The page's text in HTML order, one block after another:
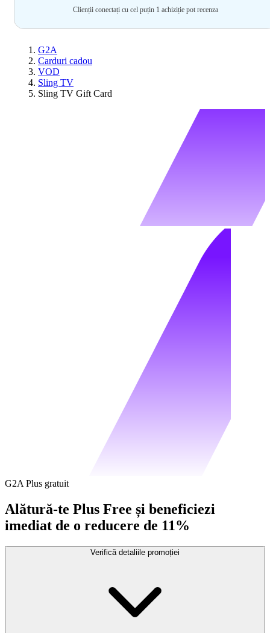
Clienții conectați cu cel puțin 1 achiziție pot recenza
G2A
Carduri cadou
VOD
Sling TV
Sling TV Gift Card
G2A Plus gratuit
Alătură-te Plus Free și beneficiezi
imediat de o reducere de 11%
Verifică detaliile promoției